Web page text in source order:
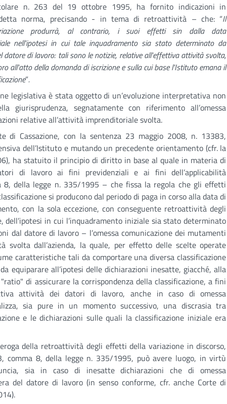
n. 263 del 19 ottobre 1995, ha fornito indicazioni in
norma, precisando - in tema di retroattività – che: “Il
produrrà, al contrario, i suoi effetti sin dalla data
nell'ipotesi in cui tale inquadramento sia stato determinato da
datore di lavoro: tali sono le notizie, relative all'effettiva attività svolta,
all'atto della domanda di iscrizione e sulla cui base l'Istituto emana il
”.
legislativa è stata oggetto di un’evoluzione interpretativa non
giurisprudenza, segnatamente con riferimento all’omessa
relative all’attività imprenditoriale svolta.
di Cassazione, con la sentenza 23 maggio 2008, n. 13383,
dell’Istituto e mutando un precedente orientamento (cfr. la
ha statuito il principio di diritto in base al quale in materia di
di lavoro ai fini previdenziali e ai fini dell’applicabilità
8, della legge n. 335/1995 – che fissa la regola che gli effetti
si producono dal periodo di paga in corso alla data di
con la sola eccezione, con conseguente retroattività degli
dell’ipotesi in cui l’inquadramento iniziale sia stato determinato
dal datore di lavoro – l’omessa comunicazione dei mutamenti
svolta dall’azienda, la quale, per effetto delle scelte operate
caratteristiche tali da comportare una diversa classificazione
equiparare all’ipotesi delle dichiarazioni inesatte, giacché, alla
di assicurare la corrispondenza della classificazione, a fini
attività dei datori di lavoro, anche in caso di omessa
sia pure in un momento successivo, una discrasia tra
e le dichiarazioni sulle quali la classificazione iniziale era
della retroattività degli effetti della variazione in discorso,
comma 8, della legge n. 335/1995, può avere luogo, in virtù
sia in caso di inesatte dichiarazioni che di omessa
del datore di lavoro (in senso conforme, cfr. anche Corte di